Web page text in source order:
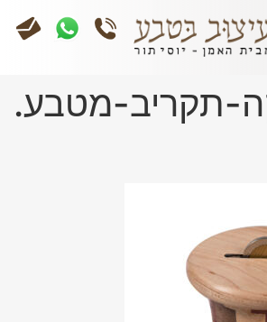
תקריב-מטבע.